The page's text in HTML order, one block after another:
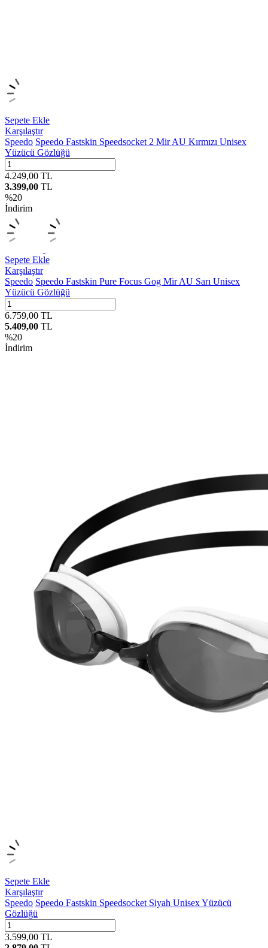
Sepete Ekle
Karşılaştır
Speedo Speedo Fastskin Speedsocket 2 Mir AU Kırmızı Unisex
Yüzücü Gözlüğü
4.249,00 TL
3.399,00 TL
%20
İndirim
Sepete Ekle
Karşılaştır
Speedo Speedo Fastskin Pure Focus Gog Mir AU Sarı Unisex
Yüzücü Gözlüğü
6.759,00 TL
5.409,00 TL
%20
İndirim
Sepete Ekle
Karşılaştır
Speedo Speedo Fastskin Speedsocket Siyah Unisex Yüzücü
Gözlüğü
3.599,00 TL